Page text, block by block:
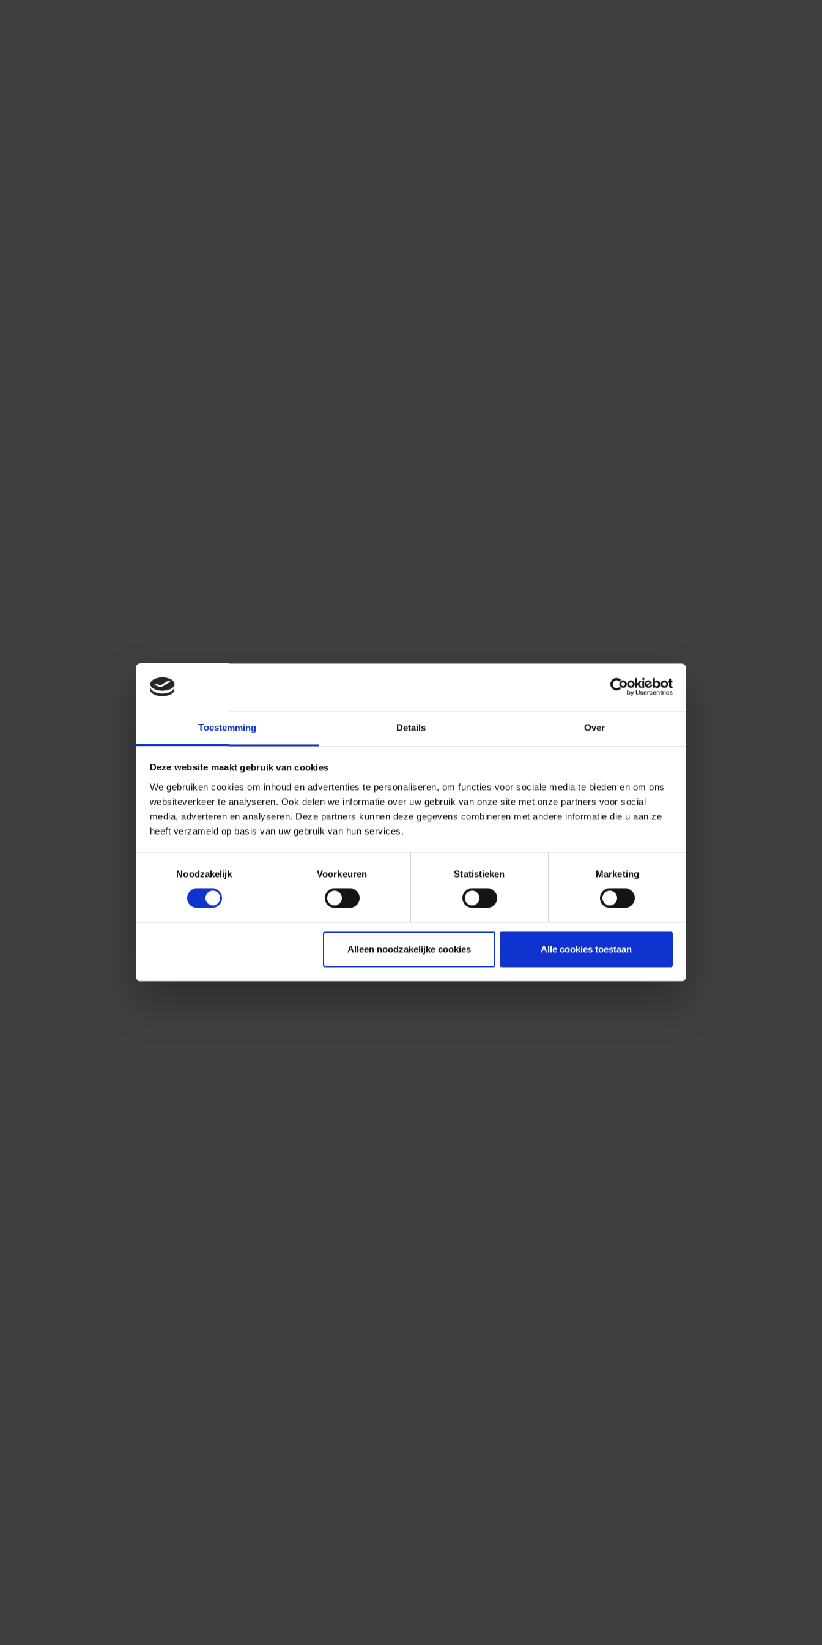
Toestemming Details Over
Deze website maakt gebruik van cookies
We gebruiken cookies om inhoud en advertenties te personaliseren, om functies voor sociale media te bieden en om ons
websiteverkeer te analyseren. Ook delen we informatie over uw gebruik van onze site met onze partners voor social
media, adverteren en analyseren. Deze partners kunnen deze gegevens combineren met andere informatie die u aan ze
heeft verzameld op basis van uw gebruik van hun services.
Noodzakelijk
Voorkeuren Statistieken Marketing
Alleen noodzakelijke cookies Alle cookies toestaan